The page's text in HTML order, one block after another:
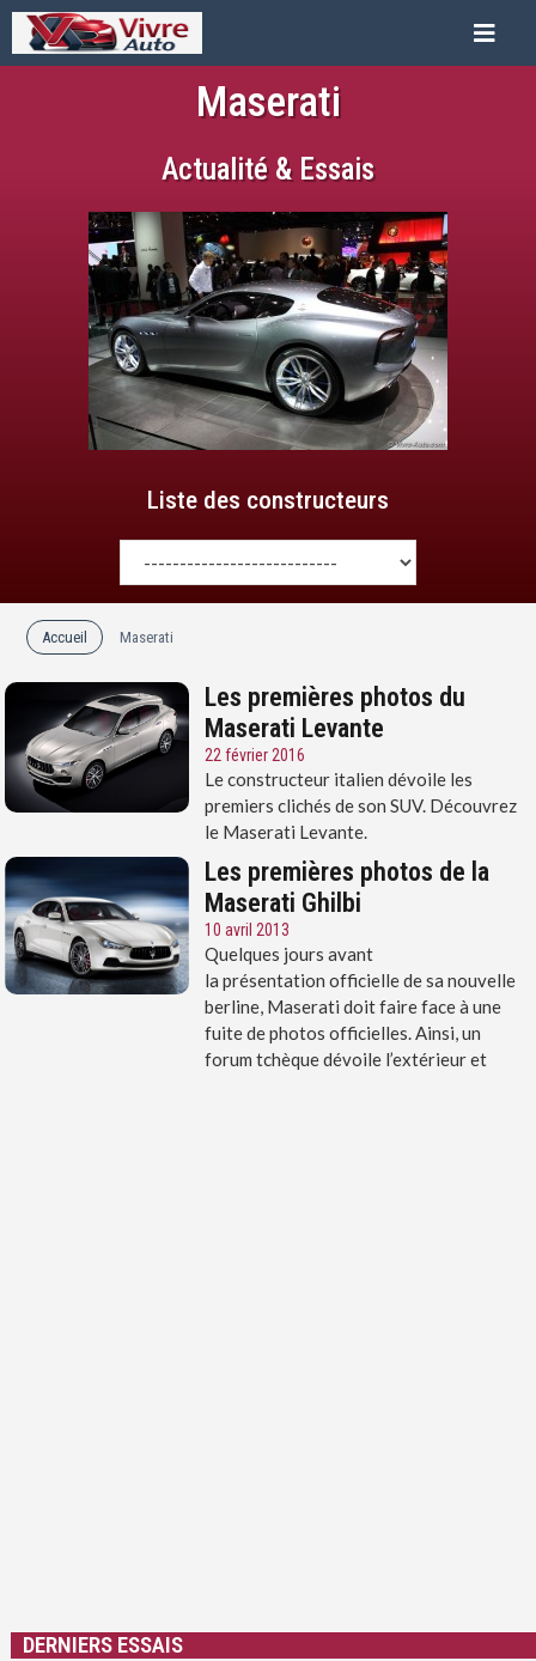
Maserati
Actualité & Essais
Liste des constructeurs
Accueil Maserati
Les premières photos du
Maserati Levante
22 février 2016
Le constructeur italien dévoile les
premiers clichés de son SUV. Découvrez
le Maserati Levante.
Les premières photos de la
Maserati Ghilbi
10 avril 2013
Quelques jours avant
la présentation officielle de sa nouvelle
berline, Maserati doit faire face à une
fuite de photos officielles. Ainsi, un
forum tchèque dévoile l’extérieur et
DERNIERS ESSAIS